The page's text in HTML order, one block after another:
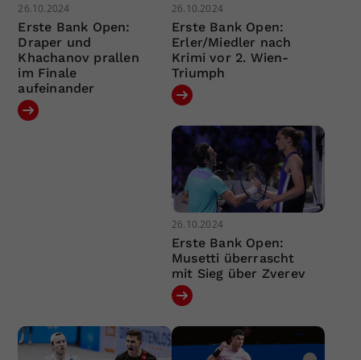
26.10.2024
Erste Bank Open:
Draper und
Khachanov prallen
im Finale
aufeinander
26.10.2024
Erste Bank Open:
Erler/Miedler nach
Krimi vor 2. Wien-
Triumph
26.10.2024
Erste Bank Open:
Musetti überrascht
mit Sieg über Zverev